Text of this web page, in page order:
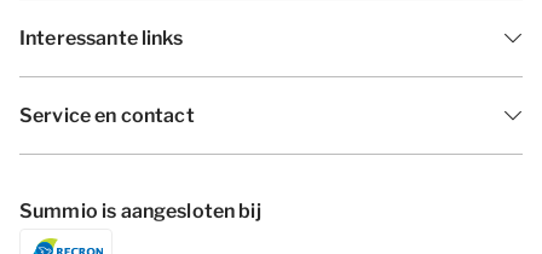
Interessante links
Service en contact
Summio is aangesloten bij